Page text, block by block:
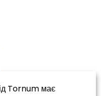
Tornum має